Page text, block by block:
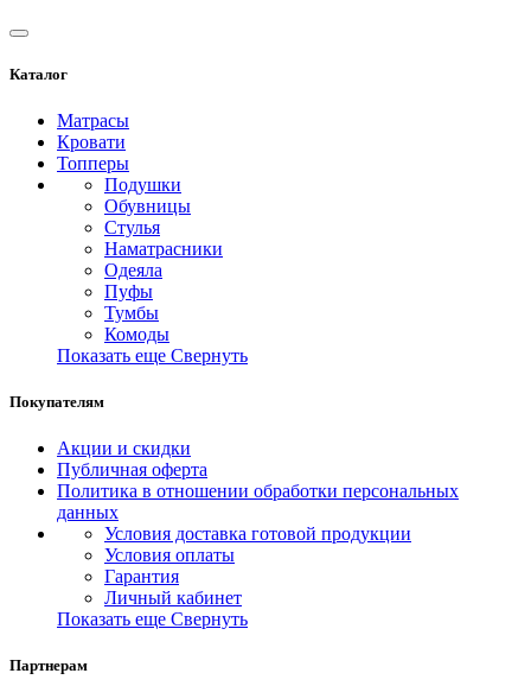
Каталог
Матрасы
Кровати
Топперы
Подушки
Обувницы
Стулья
Наматрасники
Одеяла
Пуфы
Тумбы
Комоды
Показать еще Свернуть
Покупателям
Акции и скидки
Публичная оферта
Политика в отношении обработки персональных
данных
Условия доставка готовой продукции
Условия оплаты
Гарантия
Личный кабинет
Показать еще Свернуть
Партнерам